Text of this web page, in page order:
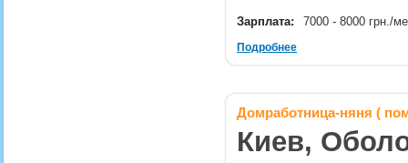
Зарплата: 7000 - 8000 грн./
Подробнее
Домработница-няня (
Киев,